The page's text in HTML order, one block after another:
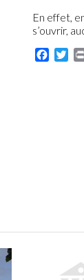
En effet,
s’ouvrir,